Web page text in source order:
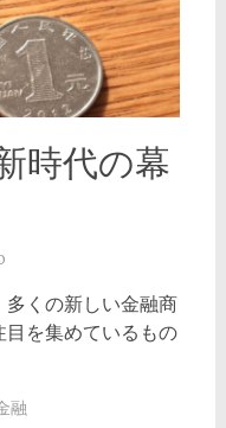
時代の幕
くの新しい金融商
を集めているもの
融